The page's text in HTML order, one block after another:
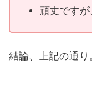
頑丈です
結論、上記の通り